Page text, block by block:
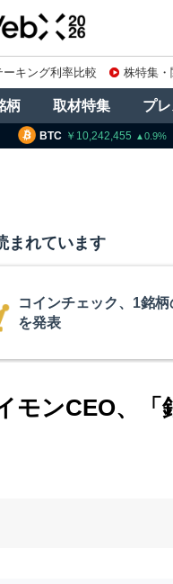
ーキング利率比較 株特集・
柄 取材特集 プ
ETH 302,394.0
まれています
暗号資産交換業者に出
要請、詐欺被害防止へ
モンCEO、